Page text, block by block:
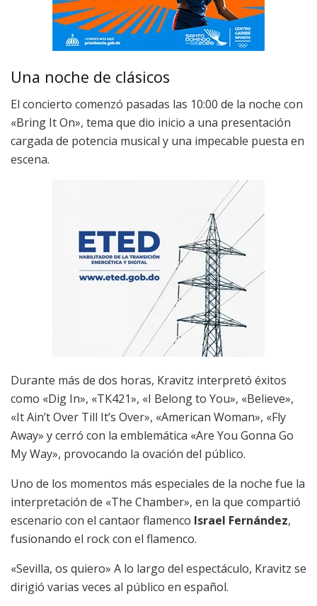
Una noche de clásicos
El concierto comenzó pasadas las 10:00 de la noche con
«Bring It On», tema que dio inicio a una presentación
cargada de potencia musical y una impecable puesta en
escena.
Durante más de dos horas, Kravitz interpretó éxitos
como «Dig In», «TK421», «I Belong to You», «Believe»,
«It Ain’t Over Till It’s Over», «American Woman», «Fly
Away» y cerró con la emblemática «Are You Gonna Go
My Way», provocando la ovación del público.
Uno de los momentos más especiales de la noche fue la
interpretación de «The Chamber», en la que compartió
escenario con el cantaor flamenco Israel Fernández,
fusionando el rock con el flamenco.
«Sevilla, os quiero» A lo largo del espectáculo, Kravitz se
dirigió varias veces al público en español.